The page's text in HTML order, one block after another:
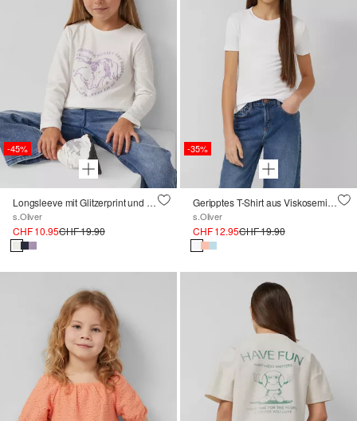
-45%
Longsleeve mit Glitzerprint und Knoten-Detail
s.Oliver
CHF 10.95CHF 19.90
-35%
Geripptes T-Shirt aus Viskosemix im Slim Fit
s.Oliver
CHF 12.95CHF 19.90